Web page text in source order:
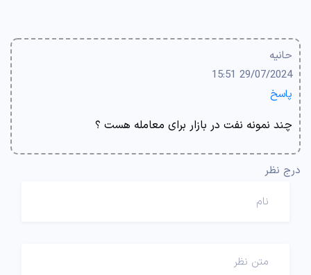
حانیه
29/07/2024 15:51
پاسخ
چند نمونه نفت در بازار برای معامله هست ؟
درج نظر